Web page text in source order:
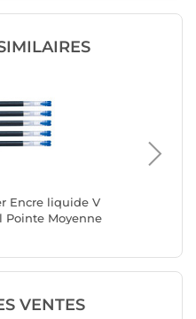
Encre liquide V
Pointe Moyenne
VENTES